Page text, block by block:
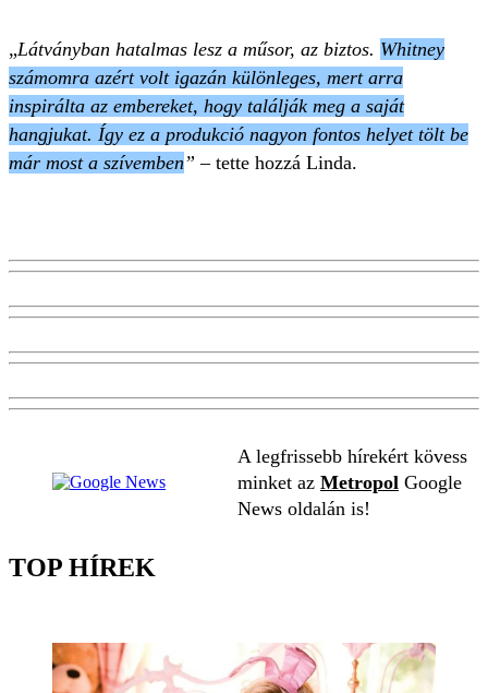
„Látványban hatalmas lesz a műsor, az biztos. Whitney
számomra azért volt igazán különleges, mert arra
inspirálta az embereket, hogy találják meg a saját
hangjukat. Így ez a produkció nagyon fontos helyet tölt be
már most a szívemben”– tette hozzá Linda.
A legfrissebb hírekért kövess
minket az Metropol Google
News oldalán is!
TOP HÍREK